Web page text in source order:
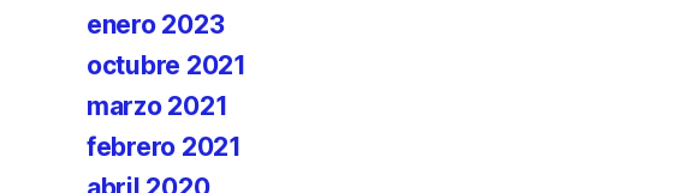
enero 2023
octubre 2021
marzo 2021
febrero 2021